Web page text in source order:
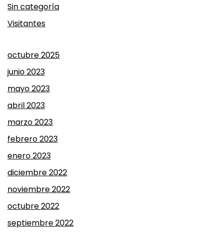
Sin categoría
Visitantes
octubre 2025
junio 2023
mayo 2023
abril 2023
marzo 2023
febrero 2023
enero 2023
diciembre 2022
noviembre 2022
octubre 2022
septiembre 2022